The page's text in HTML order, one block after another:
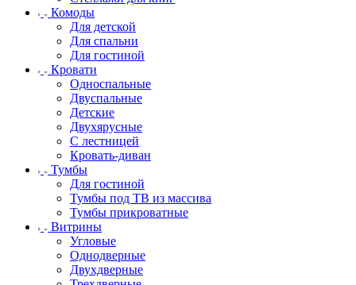
Комоды
Для детской
Для спальни
Для гостиной
Кровати
Односпальные
Двуспальные
Детские
Двухярусные
С лестницей
Кровать-диван
Тумбы
Для гостиной
Тумбы под ТВ из массива
Тумбы прикроватные
Витрины
Угловые
Однодверные
Двухдверные